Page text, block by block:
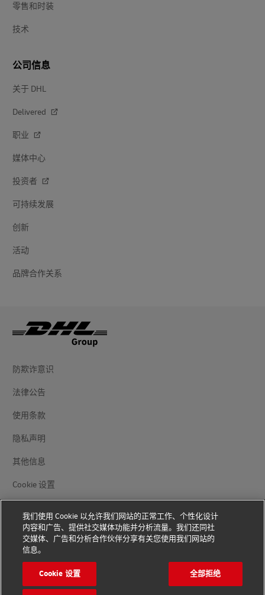
零售和时装
技术
公司信息
关于 DHL
Delivered
职业
媒体中心
投资者
可持续发展
创新
活动
品牌合作关系
防欺诈意识
法律公告
使用条款
隐私声明
其他信息
Cookie 设置
关注我们
版权© 2026 - 版权所有
我们使用 Cookie 以允许我们网站的正常工作、个性化设计
内容和广告、提供社交媒体功能并分析流量。我们还同社
交媒体、广告和分析合作伙伴分享有关您使用我们网站的
信息。
Cookie 设置 全部拒绝